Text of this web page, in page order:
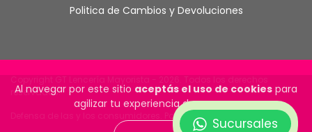
Al navegar por este sitio aceptás el uso de cookies para
agilizar tu experiencia de compra.
Sucursales
Politica de Cambios y Devoluciones
Copyright GT Lencería Mayorista - 2026. Todos los derechos
reservados.
Defensa de las y los consumidores. Para reclamos
ingrese aquí